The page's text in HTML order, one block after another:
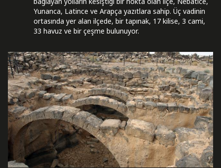
Yunanca, Latince ve Arapça yazıtlara sahip. Üç vadinin
ortasında yer alan ilçede, bir tapınak, 17 kilise, 3 cami,
33 havuz ve bir çeşme bulunuyor.